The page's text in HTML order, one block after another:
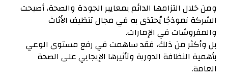
ومن خلال التزامها الدائم بمعايير الجودة والصحة، أصبحت
الشركة نموذجًا يُحتذى به في مجال تنظيف الأثاث
والمفروشات في الإمارات.
بل وأكثر من ذلك، فقد ساهمت في رفع مستوى الوعي
بأهمية النظافة الدورية وتأثيرها الإيجابي على الصحة
العامة.